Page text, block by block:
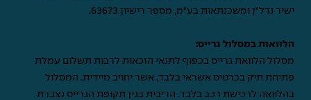
ישיר נדל"ן ומשכנתאות בע"מ, מספר רישיון 63673.
הלוואות במסלול גרייס:
מסלול הלוואת גרייס בכפוף לתנאי הזכאות לרבות תשלום עמלת
פתיחת תיק בכרטיס אשראי בלבד, אשר יחויב מיידית. המסלול
בהלוואה לרכישת רכב בלבד. הריבית בגין תקופת הגרייס נצברת